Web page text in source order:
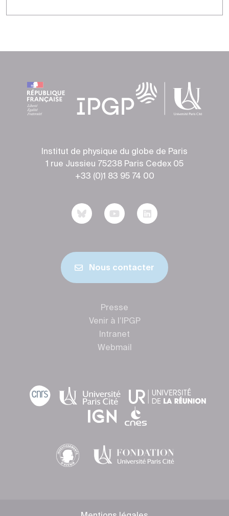
Institut de physique du globe de Paris
1 rue Jussieu 75238 Paris Cedex 05
+33 (0)1 83 95 74 00
Nous contacter
Presse
Venir à l’IPGP
Intranet
Webmail